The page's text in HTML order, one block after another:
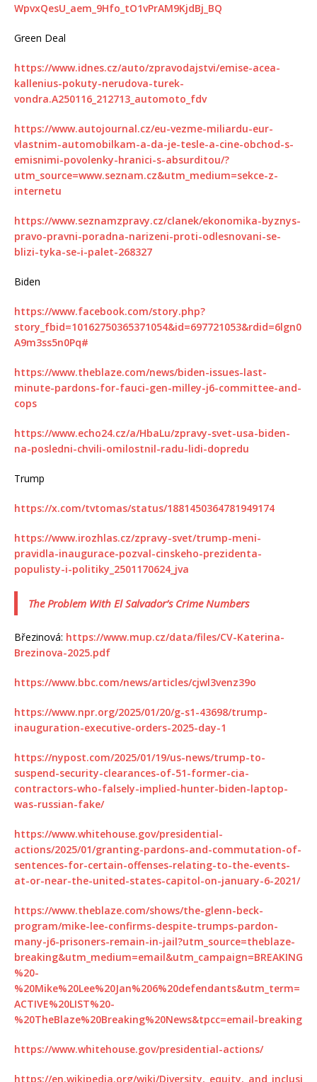
WpvxQesU_aem_9Hfo_tO1vPrAM9KjdBj_BQ
Green Deal
https://www.idnes.cz/auto/zpravodajstvi/emise-acea-
kallenius-pokuty-nerudova-turek-
vondra.A250116_212713_automoto_fdv
https://www.autojournal.cz/eu-vezme-miliardu-eur-
vlastnim-automobilkam-a-da-je-tesle-a-cine-obchod-s-
emisnimi-povolenky-hranici-s-absurditou/?
utm_source=www.seznam.cz&utm_medium=sekce-z-
internetu
https://www.seznamzpravy.cz/clanek/ekonomika-byznys-
pravo-pravni-poradna-narizeni-proti-odlesnovani-se-
blizi-tyka-se-i-palet-268327
Biden
https://www.facebook.com/story.php?
story_fbid=10162750365371054&id=697721053&rdid=6lgn0
A9m3ss5n0Pq#
https://www.theblaze.com/news/biden-issues-last-
minute-pardons-for-fauci-gen-milley-j6-committee-and-
cops
https://www.echo24.cz/a/HbaLu/zpravy-svet-usa-biden-
na-posledni-chvili-omilostnil-radu-lidi-dopredu
Trump
https://x.com/tvtomas/status/1881450364781949174
https://www.irozhlas.cz/zpravy-svet/trump-meni-
pravidla-inaugurace-pozval-cinskeho-prezidenta-
populisty-i-politiky_2501170624_jva
The Problem With El Salvador’s Crime Numbers
Březinová: https://www.mup.cz/data/files/CV-Katerina-
Brezinova-2025.pdf
https://www.bbc.com/news/articles/cjwl3venz39o
https://www.npr.org/2025/01/20/g-s1-43698/trump-
inauguration-executive-orders-2025-day-1
https://nypost.com/2025/01/19/us-news/trump-to-
suspend-security-clearances-of-51-former-cia-
contractors-who-falsely-implied-hunter-biden-laptop-
was-russian-fake/
https://www.whitehouse.gov/presidential-
actions/2025/01/granting-pardons-and-commutation-of-
sentences-for-certain-offenses-relating-to-the-events-
at-or-near-the-united-states-capitol-on-january-6-2021/
https://www.theblaze.com/shows/the-glenn-beck-
program/mike-lee-confirms-despite-trumps-pardon-
many-j6-prisoners-remain-in-jail?utm_source=theblaze-
breaking&utm_medium=email&utm_campaign=BREAKING
%20-
%20Mike%20Lee%20Jan%206%20defendants&utm_term=
ACTIVE%20LIST%20-
%20TheBlaze%20Breaking%20News&tpcc=email-breaking
https://www.whitehouse.gov/presidential-actions/
https://en.wikipedia.org/wiki/Diversity,_equity,_and_inclusi